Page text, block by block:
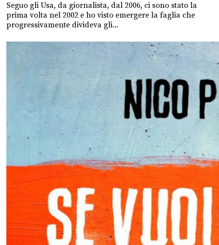
Seguo gli Usa, da giornalista, dal 2006, ci sono stato la
prima volta nel 2002 e ho visto emergere la faglia che
progressivamente divideva gli...